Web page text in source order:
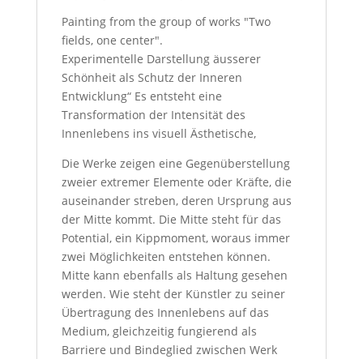
Painting from the group of works "Two
fields, one center".
Experimentelle Darstellung äusserer
Schönheit als Schutz der Inneren
Entwicklung“ Es entsteht eine
Transformation der Intensität des
Innenlebens ins visuell Ästhetische,
Die Werke zeigen eine Gegenüberstellung
zweier extremer Elemente oder Kräfte, die
auseinander streben, deren Ursprung aus
der Mitte kommt. Die Mitte steht für das
Potential, ein Kippmoment, woraus immer
zwei Möglichkeiten entstehen können.
Mitte kann ebenfalls als Haltung gesehen
werden. Wie steht der Künstler zu seiner
Übertragung des Innenlebens auf das
Medium, gleichzeitig fungierend als
Barriere und Bindeglied zwischen Werk